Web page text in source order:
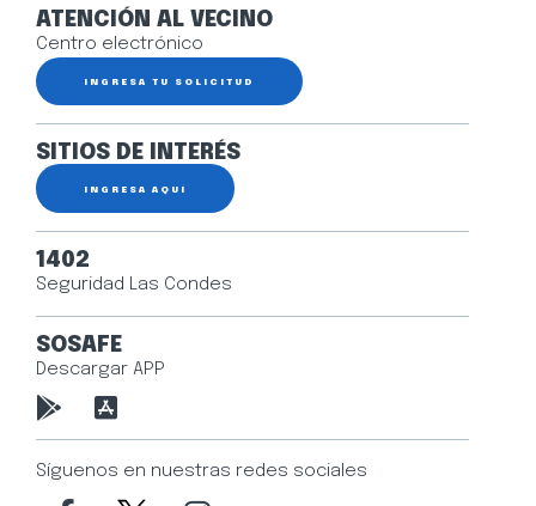
ATENCIÓN AL VECINO
Centro electrónico
INGRESA TU SOLICITUD
SITIOS DE INTERÉS
INGRESA AQUÍ
1402
Seguridad Las Condes
SOSAFE
Descargar APP
Síguenos en nuestras redes sociales